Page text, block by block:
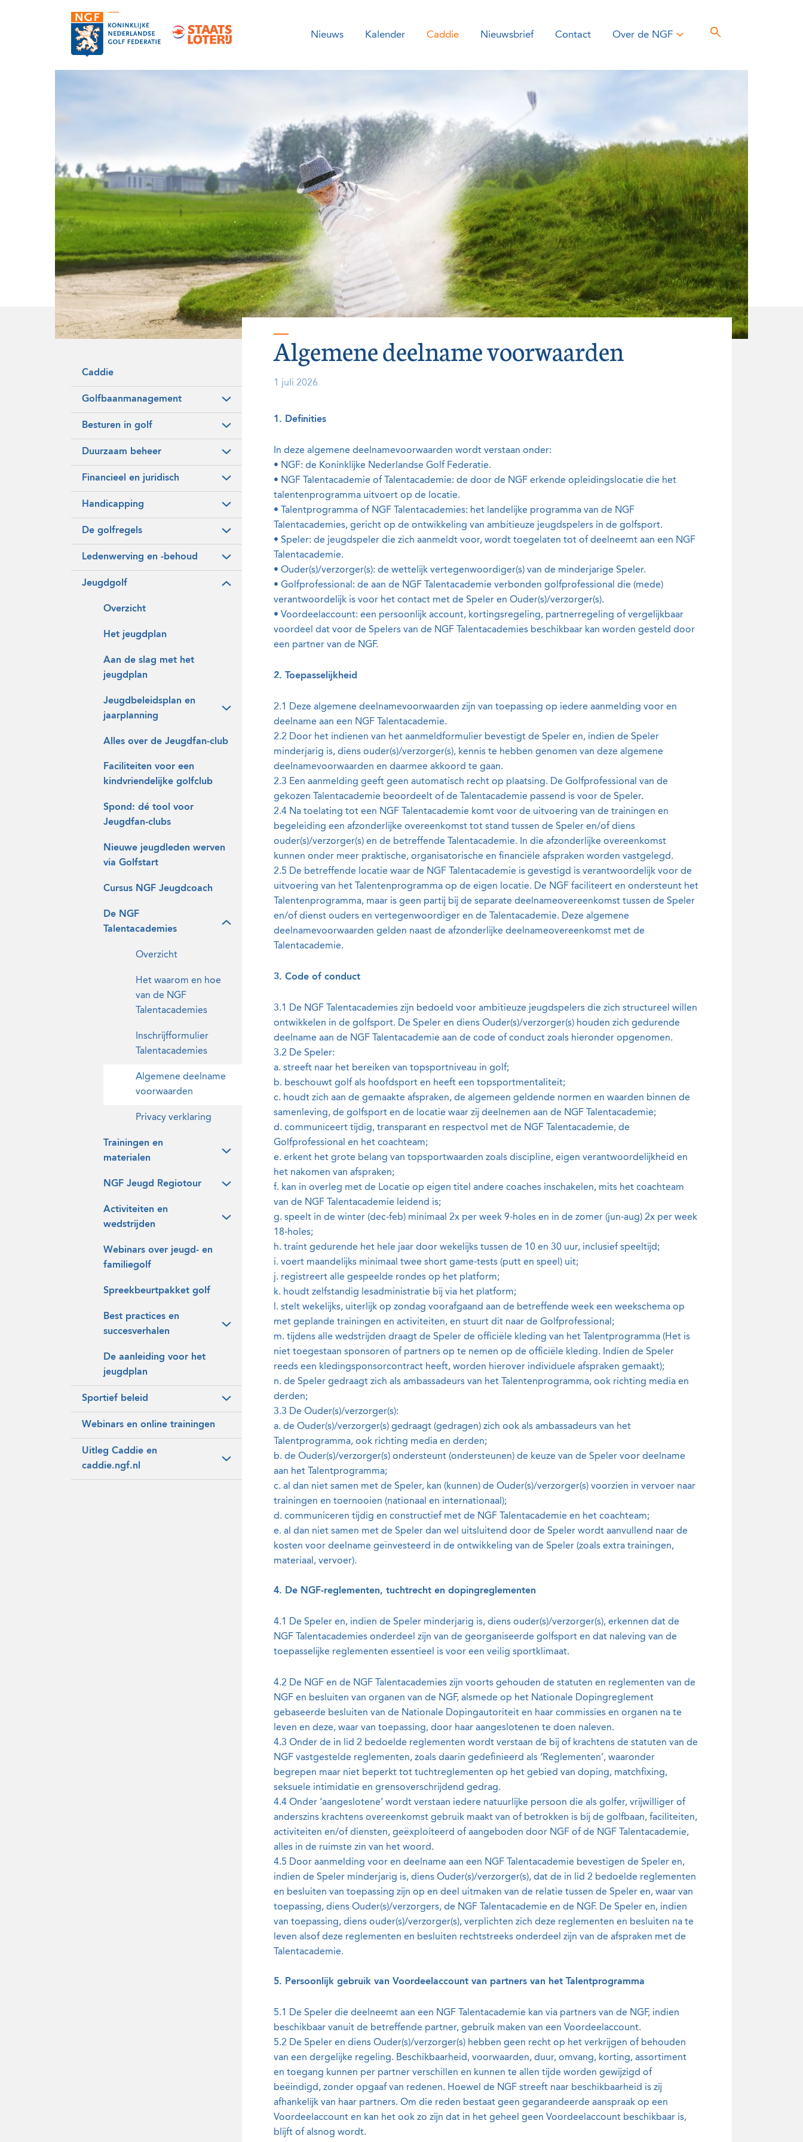
Nieuws Kalender Caddie Nieuwsbrief Contact Over de NGF
Strategie, statuten en reglementen
Partners van de NGF
Informatie over de NGF-pas
NGF-verzekeringen
Topgolf
De NGF-competities
Golf in Nederland: feiten en cijfers
Onze historie
Vrijwilligers
Algemene deelname voorwaarden
1 juli 2026
1. Definities
In deze algemene deelnamevoorwaarden wordt verstaan onder:
• NGF: de Koninklijke Nederlandse Golf Federatie.
• NGF Talentacademie of Talentacademie: de door de NGF erkende opleidingslocatie die het
talentenprogramma uitvoert op de locatie.
• Talentprogramma of NGF Talentacademies: het landelijke programma van de NGF
Talentacademies, gericht op de ontwikkeling van ambitieuze jeugdspelers in de golfsport.
• Speler: de jeugdspeler die zich aanmeldt voor, wordt toegelaten tot of deelneemt aan een NGF
Talentacademie.
• Ouder(s)/verzorger(s): de wettelijk vertegenwoordiger(s) van de minderjarige Speler.
• Golfprofessional: de aan de NGF Talentacademie verbonden golfprofessional die (mede)
verantwoordelijk is voor het contact met de Speler en Ouder(s)/verzorger(s).
• Voordeelaccount: een persoonlijk account, kortingsregeling, partnerregeling of vergelijkbaar
voordeel dat voor de Spelers van de NGF Talentacademies beschikbaar kan worden gesteld door
een partner van de NGF.
2. Toepasselijkheid
2.1 Deze algemene deelnamevoorwaarden zijn van toepassing op iedere aanmelding voor en
deelname aan een NGF Talentacademie.
2.2 Door het indienen van het aanmeldformulier bevestigt de Speler en, indien de Speler
minderjarig is, diens ouder(s)/verzorger(s), kennis te hebben genomen van deze algemene
deelnamevoorwaarden en daarmee akkoord te gaan.
2.3 Een aanmelding geeft geen automatisch recht op plaatsing. De Golfprofessional van de
gekozen Talentacademie beoordeelt of de Talentacademie passend is voor de Speler.
2.4 Na toelating tot een NGF Talentacademie komt voor de uitvoering van de trainingen en
begeleiding een afzonderlijke overeenkomst tot stand tussen de Speler en/of diens
ouder(s)/verzorger(s) en de betreffende Talentacademie. In die afzonderlijke overeenkomst
kunnen onder meer praktische, organisatorische en financiële afspraken worden vastgelegd.
2.5 De betreffende locatie waar de NGF Talentacademie is gevestigd is verantwoordelijk voor de
uitvoering van het Talentenprogramma op de eigen locatie. De NGF faciliteert en ondersteunt het
Talentenprogramma, maar is geen partij bij de separate deelnameovereenkomst tussen de Speler
en/of dienst ouders en vertegenwoordiger en de Talentacademie. Deze algemene
deelnamevoorwaarden gelden naast de afzonderlijke deelnameovereenkomst met de
Talentacademie.
3. Code of conduct
3.1 De NGF Talentacademies zijn bedoeld voor ambitieuze jeugdspelers die zich structureel willen
ontwikkelen in de golfsport. De Speler en diens Ouder(s)/verzorger(s) houden zich gedurende
deelname aan de NGF Talentacademie aan de code of conduct zoals hieronder opgenomen.
3.2 De Speler:
a. streeft naar het bereiken van topsportniveau in golf;
b. beschouwt golf als hoofdsport en heeft een topsportmentaliteit;
c. houdt zich aan de gemaakte afspraken, de algemeen geldende normen en waarden binnen de
samenleving, de golfsport en de locatie waar zij deelnemen aan de NGF Talentacademie;
d. communiceert tijdig, transparant en respectvol met de NGF Talentacademie, de
Golfprofessional en het coachteam;
e. erkent het grote belang van topsportwaarden zoals discipline, eigen verantwoordelijkheid en
het nakomen van afspraken;
f. kan in overleg met de Locatie op eigen titel andere coaches inschakelen, mits het coachteam
van de NGF Talentacademie leidend is;
g. speelt in de winter (dec-feb) minimaal 2x per week 9-holes en in de zomer (jun-aug) 2x per week
18-holes;
h. traint gedurende het hele jaar door wekelijks tussen de 10 en 30 uur, inclusief speeltijd;
i. voert maandelijks minimaal twee short game-tests (putt en speel) uit;
j. registreert alle gespeelde rondes op het platform;
k. houdt zelfstandig lesadministratie bij via het platform;
l. stelt wekelijks, uiterlijk op zondag voorafgaand aan de betreffende week een weekschema op
met geplande trainingen en activiteiten, en stuurt dit naar de Golfprofessional;
m. tijdens alle wedstrijden draagt de Speler de officiële kleding van het Talentprogramma (Het is
niet toegestaan sponsoren of partners op te nemen op de officiële kleding. Indien de Speler
reeds een kledingsponsorcontract heeft, worden hierover individuele afspraken gemaakt);
n. de Speler gedraagt zich als ambassadeurs van het Talentenprogramma, ook richting media en
derden;
3.3 De Ouder(s)/verzorger(s):
a. de Ouder(s)/verzorger(s) gedraagt (gedragen) zich ook als ambassadeurs van het
Talentprogramma, ook richting media en derden;
b. de Ouder(s)/verzorger(s) ondersteunt (ondersteunen) de keuze van de Speler voor deelname
aan het Talentprogramma;
c. al dan niet samen met de Speler, kan (kunnen) de Ouder(s)/verzorger(s) voorzien in vervoer naar
trainingen en toernooien (nationaal en internationaal);
d. communiceren tijdig en constructief met de NGF Talentacademie en het coachteam;
e. al dan niet samen met de Speler dan wel uitsluitend door de Speler wordt aanvullend naar de
kosten voor deelname geïnvesteerd in de ontwikkeling van de Speler (zoals extra trainingen,
materiaal, vervoer).
4. De NGF-reglementen, tuchtrecht en dopingreglementen
4.1 De Speler en, indien de Speler minderjarig is, diens ouder(s)/verzorger(s), erkennen dat de
NGF Talentacademies onderdeel zijn van de georganiseerde golfsport en dat naleving van de
toepasselijke reglementen essentieel is voor een veilig sportklimaat.
4.2 De NGF en de NGF Talentacademies zijn voorts gehouden de statuten en reglementen van de
NGF en besluiten van organen van de NGF, alsmede op het Nationale Dopingreglement
gebaseerde besluiten van de Nationale Dopingautoriteit en haar commissies en organen na te
leven en deze, waar van toepassing, door haar aangeslotenen te doen naleven.
4.3 Onder de in lid 2 bedoelde reglementen wordt verstaan de bij of krachtens de statuten van de
NGF vastgestelde reglementen, zoals daarin gedefinieerd als ‘Reglementen’, waaronder
begrepen maar niet beperkt tot tuchtreglementen op het gebied van doping, matchfixing,
seksuele intimidatie en grensoverschrijdend gedrag.
4.4 Onder ‘aangeslotene’ wordt verstaan iedere natuurlijke persoon die als golfer, vrijwilliger of
anderszins krachtens overeenkomst gebruik maakt van of betrokken is bij de golfbaan, faciliteiten,
activiteiten en/of diensten, geëxploiteerd of aangeboden door NGF of de NGF Talentacademie,
alles in de ruimste zin van het woord.
4.5 Door aanmelding voor en deelname aan een NGF Talentacademie bevestigen de Speler en,
indien de Speler minderjarig is, diens Ouder(s)/verzorger(s), dat de in lid 2 bedoelde reglementen
en besluiten van toepassing zijn op en deel uitmaken van de relatie tussen de Speler en, waar van
toepassing, diens Ouder(s)/verzorgers, de NGF Talentacademie en de NGF. De Speler en, indien
van toepassing, diens ouder(s)/verzorger(s), verplichten zich deze reglementen en besluiten na te
leven alsof deze reglementen en besluiten rechtstreeks onderdeel zijn van de afspraken met de
Talentacademie.
5. Persoonlijk gebruik van Voordeelaccount van partners van het Talentprogramma
5.1 De Speler die deelneemt aan een NGF Talentacademie kan via partners van de NGF, indien
beschikbaar vanuit de betreffende partner, gebruik maken van een Voordeelaccount.
5.2 De Speler en diens Ouder(s)/verzorger(s) hebben geen recht op het verkrijgen of behouden
van een dergelijke regeling. Beschikbaarheid, voorwaarden, duur, omvang, korting, assortiment
en toegang kunnen per partner verschillen en kunnen te allen tijde worden gewijzigd of
beëindigd, zonder opgaaf van redenen. Hoewel de NGF streeft naar beschikbaarheid is zij
afhankelijk van haar partners. Om die reden bestaat geen gegarandeerde aanspraak op een
Voordeelaccount en kan het ook zo zijn dat in het geheel geen Voordeelaccount beschikbaar is,
blijft of alsnog wordt.
Caddie
Golfbaanmanagement
Besturen in golf
Duurzaam beheer
Financieel en juridisch
Handicapping
De golfregels
Ledenwerving en -behoud
Jeugdgolf
Overzicht
Het jeugdplan
Aan de slag met het
jeugdplan
Jeugdbeleidsplan en
jaarplanning
Alles over de Jeugdfan-club
Faciliteiten voor een
kindvriendelijke golfclub
Spond: dé tool voor
Jeugdfan-clubs
Nieuwe jeugdleden werven
via Golfstart
Cursus NGF Jeugdcoach
De NGF
Talentacademies
Overzicht
Het waarom en hoe
van de NGF
Talentacademies
Inschrijfformulier
Talentacademies
Algemene deelname
voorwaarden
Privacy verklaring
Trainingen en
materialen
NGF Jeugd Regiotour
Activiteiten en
wedstrijden
Webinars over jeugd- en
familiegolf
Spreekbeurtpakket golf
Best practices en
succesverhalen
De aanleiding voor het
jeugdplan
Sportief beleid
Webinars en online trainingen
Uitleg Caddie en
caddie.ngf.nl